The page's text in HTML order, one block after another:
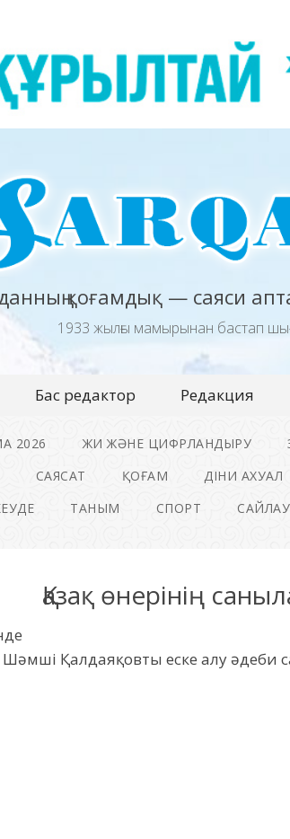
қоғамдық — саяси
1933 жылғы мамырынан бастап
Бас редактор Редакция
2026 ЖИ ЖӘНЕ ЦИФРЛАНДЫРУ
САЯСАТ ҚОҒАМ ДІНИ АХУАЛ
ТАНЫМ СПОРТ САЙЛАУ
Қазақ өнерінің
Шәмші Қалдаяқовты еске алу әдеби